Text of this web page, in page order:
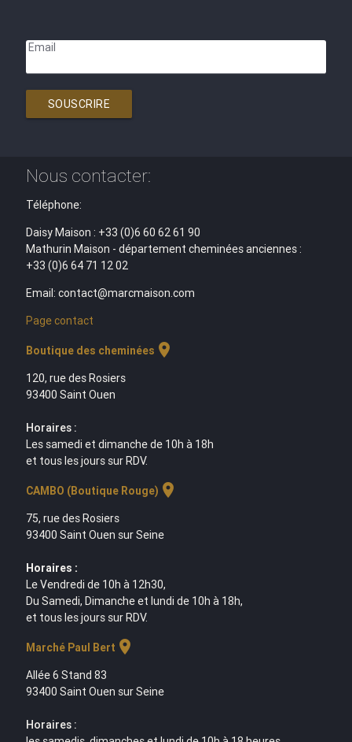
Email
SOUSCRIRE
Nous contacter:
Téléphone:
Daisy Maison : +33 (0)6 60 62 61 90
Mathurin Maison - département cheminées anciennes :
+33 (0)6 64 71 12 02
Email: contact@marcmaison.com
Page contact
Boutique des cheminées location_on
120, rue des Rosiers
93400 Saint Ouen
Horaires :
Les samedi et dimanche de 10h à 18h
et tous les jours sur RDV.
CAMBO (Boutique Rouge) location_on
75, rue des Rosiers
93400 Saint Ouen sur Seine
Horaires :
Le Vendredi de 10h à 12h30,
Du Samedi, Dimanche et lundi de 10h à 18h,
et tous les jours sur RDV.
Marché Paul Bert location_on
Allée 6 Stand 83
93400 Saint Ouen sur Seine
Horaires :